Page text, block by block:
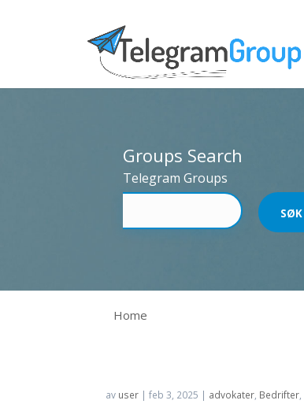
Groups Search
Telegram Groups
Home
av user |feb 3, 2025 | advokater Bedrifter